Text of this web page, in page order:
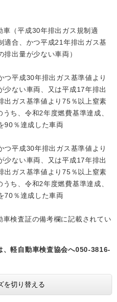
車（平成30年排出ガス規制適
適合、かつ平成21年排出ガス基
出量が少ない車両）
つ平成30年排出ガス基準値より
少ない車両、又は平成17年排出
出ガス基準値より75％以上窒素
ち、令和2年度燃費基準達成、
90％達成した車両
つ平成30年排出ガス基準値より
少ない車両、又は平成17年排出
出ガス基準値より75％以上窒素
ち、令和2年度燃費基準達成、
70％達成した車両
検査証の備考欄に記載されてい
、軽自動車検査協会へ050-3816-
を切り替える